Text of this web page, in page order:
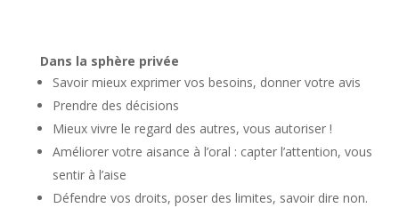
Dans la sphère privée
Savoir mieux exprimer vos besoins, donner votre avis
Prendre des décisions
Mieux vivre le regard des autres, vous autoriser !
Améliorer votre aisance à l’oral : capter l’attention, vous
sentir à l’aise
Défendre vos droits, poser des limites, savoir dire non.